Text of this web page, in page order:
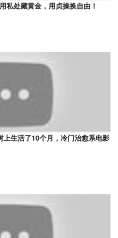
私处藏黄金，用贞操换自由！
上生活了10个月，冷门治愈系电影